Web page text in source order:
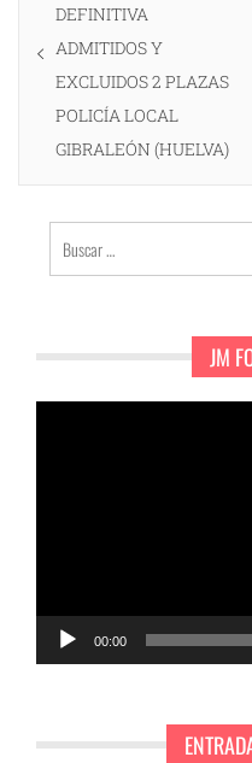
entradas
anterior:
DEFINITIVA
ADMITIDOS Y
EXCLUIDOS 2 PLAZAS
POLICÍA LOCAL
GIBRALEÓN (HUELVA)
Buscar:
JM
00:00